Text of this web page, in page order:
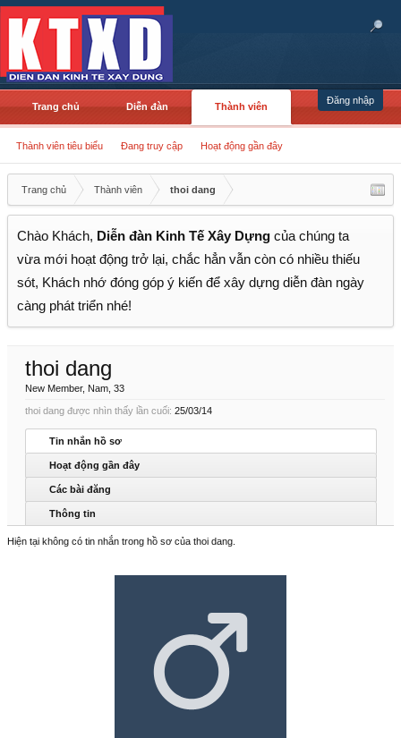
Đăng nhập
Trang chủ Diễn đàn Thành viên
Thành viên tiêu biểu Đang truy cập Hoạt động gần đây
Trang chủ Thành viên thoi dang
Chào Khách, Diễn đàn Kinh Tế Xây Dựng của chúng ta
vừa mới hoạt động trở lại, chắc hẳn vẫn còn có nhiều thiếu
sót, Khách nhớ đóng góp ý kiến để xây dựng diễn đàn ngày
càng phát triển nhé!
thoi dang
New Member, Nam, 33
thoi dang được nhìn thấy lần cuối: 25/03/14
Tin nhắn hồ sơ
Hoạt động gần đây
Các bài đăng
Thông tin
Hiện tại không có tin nhắn trong hồ sơ của thoi dang.